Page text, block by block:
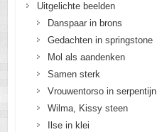
Uitgelichte beelden
Danspaar in brons
Gedachten in springstone
Mol als aandenken
Samen sterk
Vrouwentorso in serpentijn
Wilma, Kissy steen
Ilse in klei